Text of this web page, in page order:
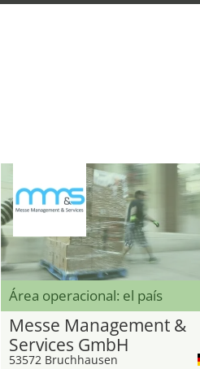
Área operacional: el país
Messe Management &
Services GmbH
53572 Bruchhausen